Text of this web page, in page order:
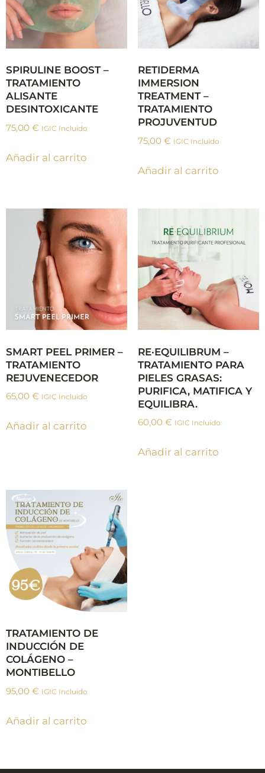
SPIRULINE BOOST –
TRATAMIENTO
ALISANTE
DESINTOXICANTE
75,00 € IGIC Incluido
Añadir al carrito
RETIDERMA
IMMERSION
TREATMENT –
TRATAMIENTO
PROJUVENTUD
75,00 € IGIC Incluido
Añadir al carrito
SMART PEEL PRIMER –
TRATAMIENTO
REJUVENECEDOR
65,00 € IGIC Incluido
Añadir al carrito
RE·EQUILIBRUM –
TRATAMIENTO PARA
PIELES GRASAS:
PURIFICA, MATIFICA Y
EQUILIBRA.
60,00 € IGIC Incluido
Añadir al carrito
TRATAMIENTO DE
INDUCCIÓN DE
COLÁGENO –
MONTIBELLO
95,00 € IGIC Incluido
Añadir al carrito